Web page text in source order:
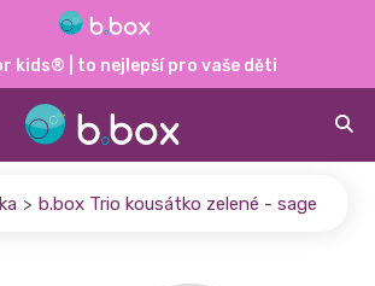
kids® | to nejlepší pro vaše děti
> b.box Trio kousátko zelené - sage